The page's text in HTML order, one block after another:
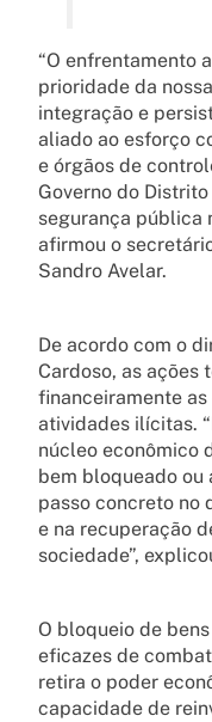
“O enfrentamento
prioridade da
integração e
aliado ao esforço
e órgãos de
Governo do
segurança pública
afirmou o
Sandro Avelar.
De acordo com o
Cardoso, as ações
financeiramente
atividades ilícitas.
núcleo econômico
bem bloqueado ou
passo concreto no
e na recuperação
sociedade”,
O bloqueio de
eficazes de
retira o poder
capacidade de